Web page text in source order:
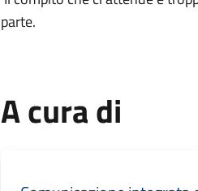
parte.
A cura di